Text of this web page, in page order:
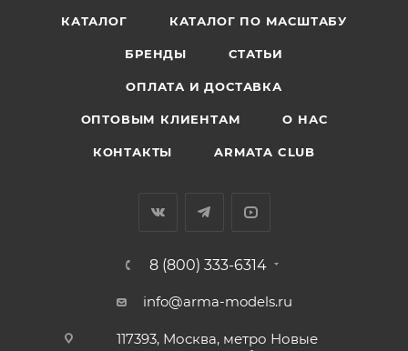
КАТАЛОГ КАТАЛОГ ПО МАСШТАБУ
БРЕНДЫ СТАТЬИ
ОПЛАТА И ДОСТАВКА
ОПТОВЫМ КЛИЕНТАМ О НАС
КОНТАКТЫ ARMATA CLUB
8 (800) 333-6314
info@arma-models.ru
117393, Москва, метро Новые